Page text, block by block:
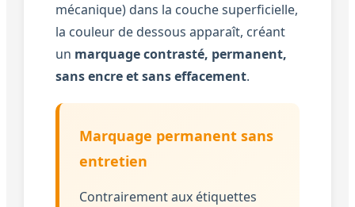
mécanique) dans la couche superficielle,
la couleur de dessous apparaît, créant
un marquage contrasté, permanent,
sans encre et sans effacement.
Marquage permanent sans
entretien
Contrairement aux étiquettes